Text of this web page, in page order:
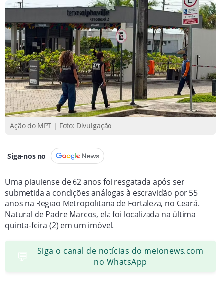
Homem de 62 anos foi resgatado após 55 anos em
condições análogas à escravidão na Região
Metropolitana de Fortaleza.
Vítima trabalhou desde os 7 anos em atividades
domésticas, sem salário ou vínculo formal, durante
três gerações.
Ministério Público do Trabalho firmou acordo com
empregadores para reparação e regularização das
irregularidades.
Acordo prevê fornecimento de imóvel, pagamento de
obrigações.
humanos e trabalhistas, exigindo ações contra o
trabalho escravo contemporâneo.
Ação do MPT | Foto: Divulgação
Siga-nos no
Uma piauiense de 62 anos foi resgatada após ser
submetida a condições análogas à escravidão por 55
anos na Região Metropolitana de Fortaleza, no Ceará.
Natural de Padre Marcos, ela foi localizada na última
quinta-feira (2) em um imóvel.
💬
Siga o canal de notícias do meionews.com
no WhatsApp